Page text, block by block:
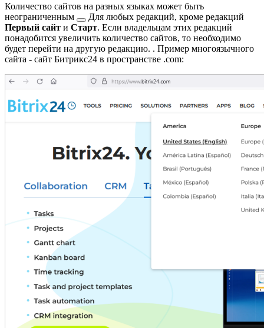
Количество сайтов на разных языках может быть
неограниченным
Для любых редакций, кроме редакций
Первый сайт и Старт. Если владельцам этих редакций
понадобится увеличить количество сайтов, то необходимо
будет перейти на другую редакцию. . Пример многоязычного
сайта - сайт Битрикс24 в пространстве .com: